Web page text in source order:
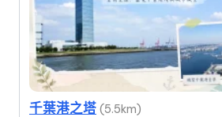
千葉港之塔 (5.5km)